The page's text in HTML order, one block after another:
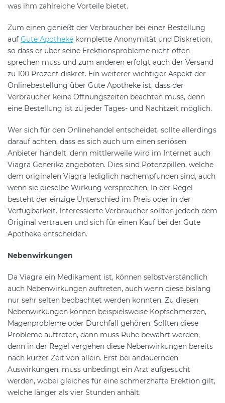
was ihm zahlreiche Vorteile bietet.
Zum einen genießt der Verbraucher bei einer Bestellung
auf Gute Apotheke komplette Anonymität und Diskretion,
so dass er über seine Erektionsprobleme nicht offen
sprechen muss und zum anderen erfolgt auch der Versand
zu 100 Prozent diskret. Ein weiterer wichtiger Aspekt der
Onlinebestellung über Gute Apotheke ist, dass der
Verbraucher keine Öffnungszeiten beachten muss, denn
eine Bestellung ist zu jeder Tages- und Nachtzeit möglich.
Wer sich für den Onlinehandel entscheidet, sollte allerdings
darauf achten, dass es sich auch um einen seriösen
Anbieter handelt, denn mittlerweile wird im Internet auch
Viagra Generika angeboten. Dies sind Potenzpillen, welche
dem originalen Viagra lediglich nachempfunden sind, auch
wenn sie dieselbe Wirkung versprechen. In der Regel
besteht der einzige Unterschied im Preis oder in der
Verfügbarkeit. Interessierte Verbraucher sollten jedoch dem
Original vertrauen und sich für einen Kauf bei der Gute
Apotheke entscheiden.
Nebenwirkungen
Da Viagra ein Medikament ist, können selbstverständlich
auch Nebenwirkungen auftreten, auch wenn diese bislang
nur sehr selten beobachtet werden konnten. Zu diesen
Nebenwirkungen können beispielsweise Kopfschmerzen,
Magenprobleme oder Durchfall gehören. Sollten diese
Probleme auftreten, dann muss Ruhe bewahrt werden,
denn in der Regel vergehen diese Nebenwirkungen bereits
nach kurzer Zeit von allein. Erst bei andauernden
Auswirkungen, muss unbedingt ein Arzt aufgesucht
werden, wobei gleiches für eine schmerzhafte Erektion gilt,
welche länger als vier Stunden anhält.